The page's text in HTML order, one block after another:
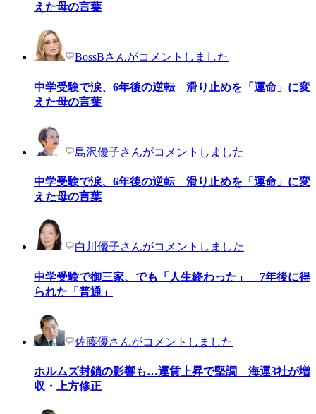
えた母の言葉
BossBさんがコメントしました
中学受験で涙、6年後の逆転 滑り止めを「運命」に変
えた母の言葉
島沢優子さんがコメントしました
中学受験で涙、6年後の逆転 滑り止めを「運命」に変
えた母の言葉
白川優子さんがコメントしました
中学受験で御三家、でも「人生終わった」 7年後に得
られた「普通」
佐藤優さんがコメントしました
ホルムズ封鎖の影響も…運賃上昇で堅調 海運3社が増
収・上方修正